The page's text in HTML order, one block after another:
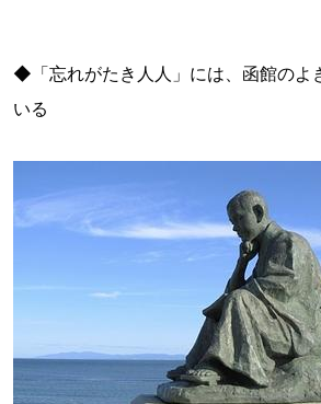
◆「忘れがたき人人」には、函館のよ
いる